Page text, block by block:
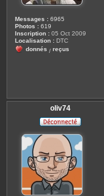
Messages : 6965
Photos : 619
Inscription : 05 Oct 2009
Localisation : DTC
donnés / reçus
oliv74